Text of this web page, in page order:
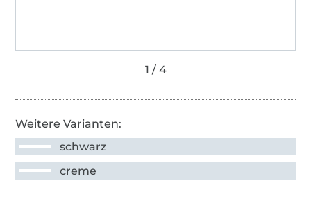
Weitere Varianten:
schwarz
creme